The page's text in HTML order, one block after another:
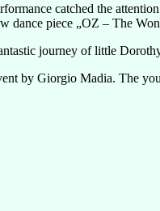
catched the
dance piece „OZ – The
journey of little
by Giorgio Madia. The